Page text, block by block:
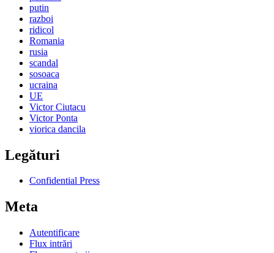
putin
razboi
ridicol
Romania
rusia
scandal
sosoaca
ucraina
UE
Victor Ciutacu
Victor Ponta
viorica dancila
Legături
Confidential Press
Meta
Autentificare
Flux intrări